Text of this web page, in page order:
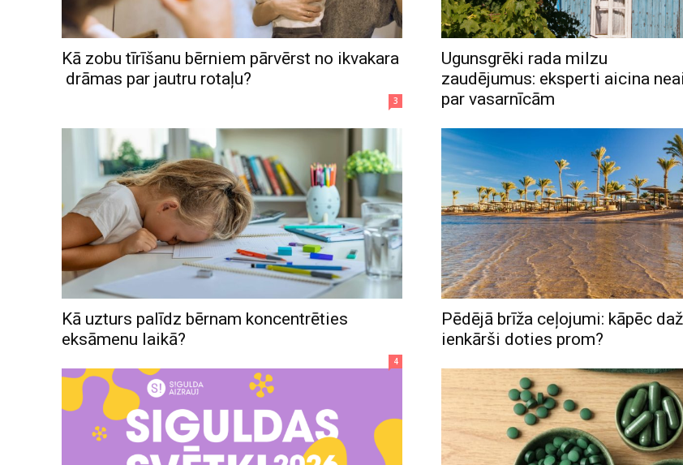
Kā zobu tīrīšanu bērniem pārvērst no ikvakara
drāmas par jautru rotaļu?
3
Ugunsgrēki rada milzu
zaudējumus: eksperti aicina
par vasarnīcām
Kā uzturs palīdz bērnam koncentrēties
eksāmenu laikā?
4
Pēdējā brīža ceļojumi: kāpēc
ienkārši doties prom?